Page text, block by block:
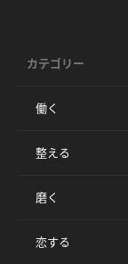
カテゴリー
働く
整える
磨く
恋する